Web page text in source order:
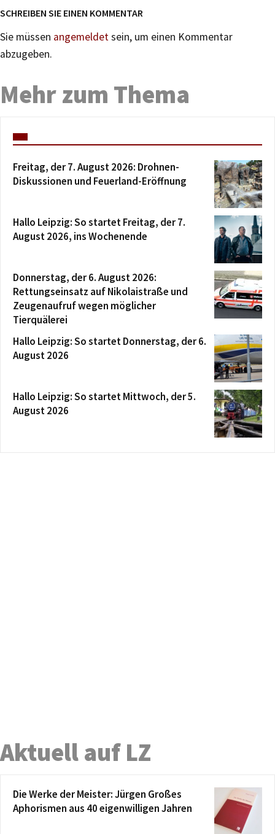
SCHREIBEN SIE EINEN KOMMENTAR
Sie müssen angemeldetsein, um einen Kommentar
abzugeben.
Mehr zum Thema
Freitag, der 7. August 2026: Drohnen-
Diskussionen und Feuerland-Eröffnung
Hallo Leipzig: So startet Freitag, der 7.
August 2026, ins Wochenende
Donnerstag, der 6. August 2026:
Rettungseinsatz auf Nikolaistraße und
Zeugenaufruf wegen möglicher
Tierquälerei
Hallo Leipzig: So startet Donnerstag, der 6.
August 2026
Hallo Leipzig: So startet Mittwoch, der 5.
August 2026
Aktuell auf LZ
Die Werke der Meister: Jürgen Großes
Aphorismen aus 40 eigenwilligen Jahren